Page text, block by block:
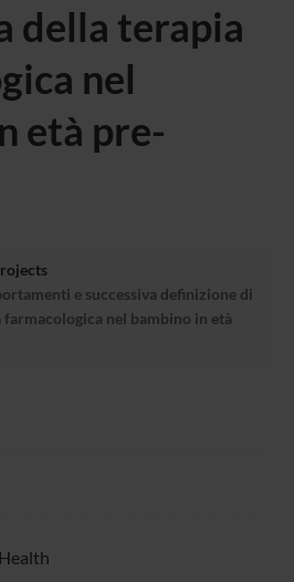
della terapia
nel
età pre-
e successiva definizione di
nel bambino in età